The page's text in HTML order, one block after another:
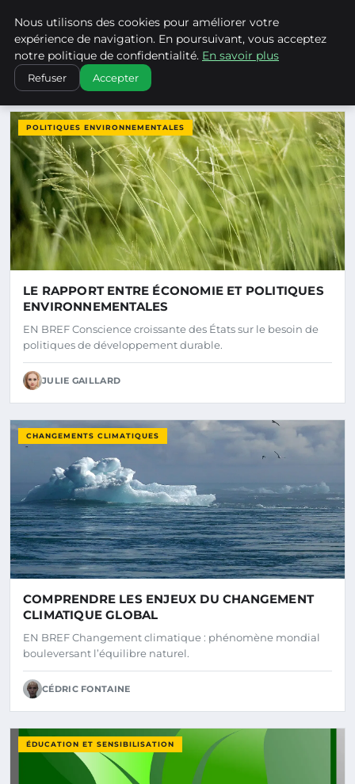
Climatechangenebraska -
CLIMATECHANGENEBRASKA
DERNIERS ARTICLES
POLITIQUES ENVIRONNEMENTALES
LE RAPPORT ENTRE ÉCONOMIE ET POLITIQUES
ENVIRONNEMENTALES
EN BREF Conscience croissante des États sur le besoin de
politiques de développement durable.
JULIE GAILLARD
CHANGEMENTS CLIMATIQUES
COMPRENDRE LES ENJEUX DU CHANGEMENT
CLIMATIQUE GLOBAL
EN BREF Changement climatique : phénomène mondial
bouleversant l’équilibre naturel.
CÉDRIC FONTAINE
ÉDUCATION ET SENSIBILISATION
Nous utilisons des cookies pour améliorer votre
expérience de navigation. En poursuivant, vous acceptez
notre politique de confidentialité. En savoir plus
Refuser Accepter